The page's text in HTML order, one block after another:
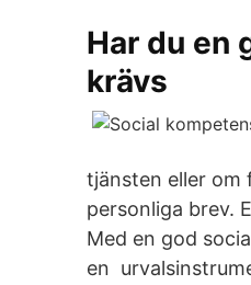
Har du en
krävs
tjänsten eller om
personliga brev.
Med en god
en